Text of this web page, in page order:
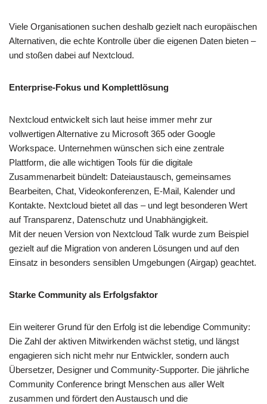
Viele Organisationen suchen deshalb gezielt nach europäischen
Alternativen, die echte Kontrolle über die eigenen Daten bieten –
und stoßen dabei auf Nextcloud.
Enterprise-Fokus und Komplettlösung
Nextcloud entwickelt sich laut heise immer mehr zur
vollwertigen Alternative zu Microsoft 365 oder Google
Workspace. Unternehmen wünschen sich eine zentrale
Plattform, die alle wichtigen Tools für die digitale
Zusammenarbeit bündelt: Dateiaustausch, gemeinsames
Bearbeiten, Chat, Videokonferenzen, E-Mail, Kalender und
Kontakte. Nextcloud bietet all das – und legt besonderen Wert
auf Transparenz, Datenschutz und Unabhängigkeit.
Mit der neuen Version von Nextcloud Talk wurde zum Beispiel
gezielt auf die Migration von anderen Lösungen und auf den
Einsatz in besonders sensiblen Umgebungen (Airgap) geachtet.
Starke Community als Erfolgsfaktor
Ein weiterer Grund für den Erfolg ist die lebendige Community:
Die Zahl der aktiven Mitwirkenden wächst stetig, und längst
engagieren sich nicht mehr nur Entwickler, sondern auch
Übersetzer, Designer und Community-Supporter. Die jährliche
Community Conference bringt Menschen aus aller Welt
zusammen und fördert den Austausch und die